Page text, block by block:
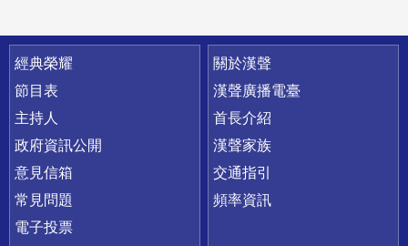
快速連結
經典榮耀
節目表
主持人
政府資訊公開
意見信箱
常見問題
電子投票
關於漢聲
漢聲廣播電臺
首長介紹
漢聲家族
交通指引
頻率資訊